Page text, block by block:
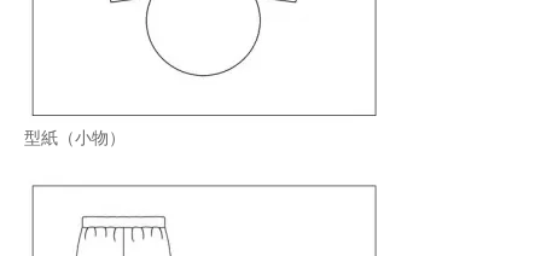
型紙（小物）